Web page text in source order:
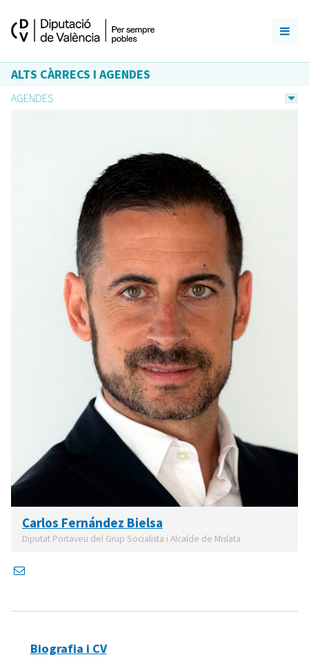
ALTS CÀRRECS I AGENDES
AGENDES
Carlos Fernández Bielsa
Diputat Portaveu del Grup Socialista i Alcalde de Mislata
Biografia i CV